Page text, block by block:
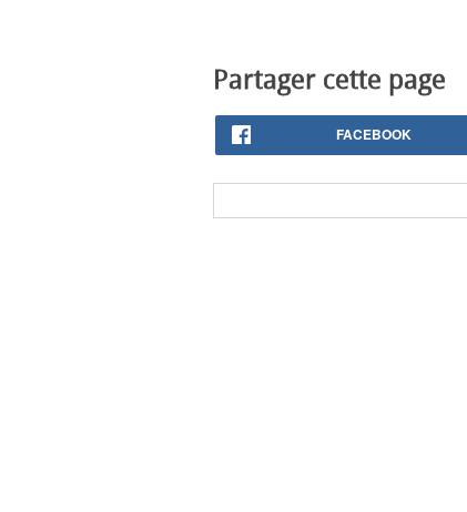
Partager cette page
FACEBOOK